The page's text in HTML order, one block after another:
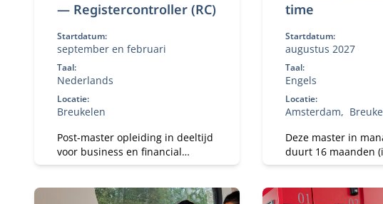
— Registercontroller (RC)
Startdatum:
september en februari
Taal:
Nederlands
Locatie:
Breukelen
Post-master opleiding in deeltijd
voor business en financial
controllers met 6+ jaar ervaring.
registercontroller (RC) en
time
Startdatum:
augustus 2027
Taal:
Engels
Locatie:
Amsterdam
Deze master in
duurt 16 maanden
master), heeft 3
wereldwijde